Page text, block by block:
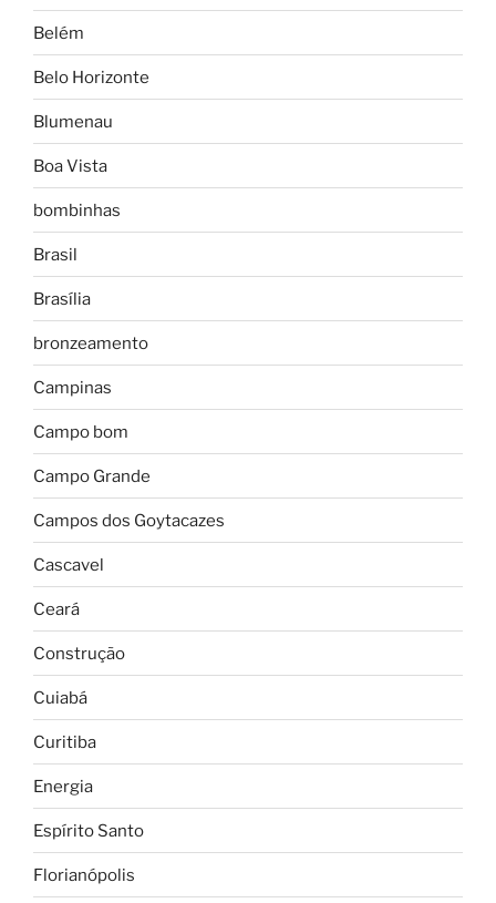
Belém
Belo Horizonte
Blumenau
Boa Vista
bombinhas
Brasil
Brasília
bronzeamento
Campinas
Campo bom
Campo Grande
Campos dos Goytacazes
Cascavel
Ceará
Construção
Cuiabá
Curitiba
Energia
Espírito Santo
Florianópolis